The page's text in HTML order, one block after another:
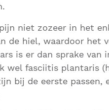
niet zozeer in het
de hiel, waardoor het
is er dan sprake
wel fasciitis plantaris
bij de eerste passen,